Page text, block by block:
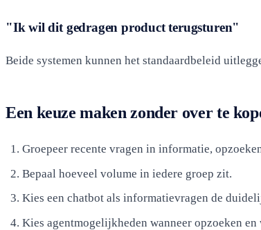
"Ik wil dit gedragen product terugsturen"
Beide systemen kunnen het standaardbeleid
Een keuze maken zonder over te
Groepeer recente vragen in informatie,
Bepaal hoeveel volume in iedere groep zit.
Kies een chatbot als informatievragen de
Kies agentmogelijkheden wanneer opzoeken